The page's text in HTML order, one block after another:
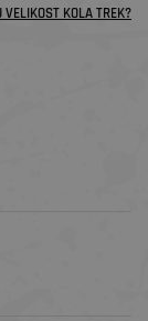
KOLA TREK?